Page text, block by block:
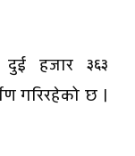
दुई हजार ३६३
गरिरहेको छ ।